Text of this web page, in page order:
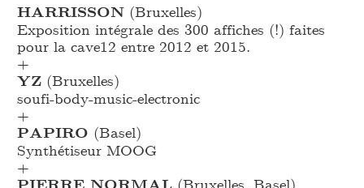
HARRISSON (Bruxelles)
Exposition intégrale des 300 affiches (!) faites
pour la cave12 entre 2012 et 2015.
+
YZ (Bruxelles)
soufi-body-music-electronic
+
PAPIRO (Basel)
Synthétiseur MOOG
+
(Bruxelles, Basel)